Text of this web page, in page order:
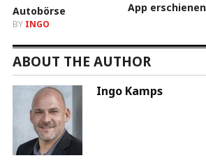
App erschienen
BY INGO
ABOUT THE AUTHOR
Ingo Kamps